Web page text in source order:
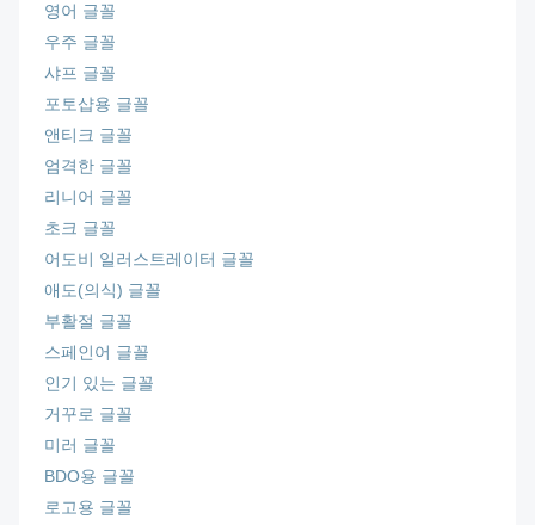
영어 글꼴
우주 글꼴
샤프 글꼴
포토샵용 글꼴
앤티크 글꼴
엄격한 글꼴
리니어 글꼴
초크 글꼴
어도비 일러스트레이터 글꼴
애도(의식) 글꼴
부활절 글꼴
스페인어 글꼴
인기 있는 글꼴
거꾸로 글꼴
미러 글꼴
BDO용 글꼴
로고용 글꼴